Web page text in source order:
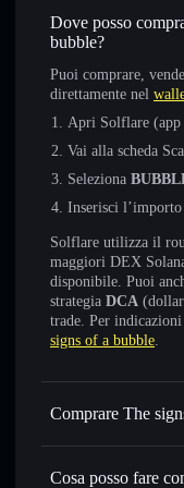
Dove posso
bubble?
Puoi comprare,
direttamente nel
Apri Solflare (app
Vai alla scheda
Seleziona
Inserisci
Solflare utilizza il
maggiori DEX
disponibile. Puoi
strategia DCA
trade. Per
signs of a bubble.
Comprare The
The signs of a
Cosa posso fare